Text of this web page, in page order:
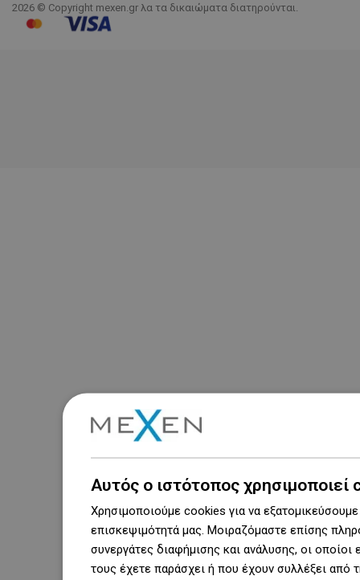
2026 © Copyright mexen.gr λα τα δικαιώματα διατηρούνται.
Αυτός ο ιστότοπος χρησιμοποιεί
Χρησιμοποιούμε cookies για να
επισκεψιμότητά μας. Μοιραζόμαστε επίσης
συνεργάτες διαφήμισης και ανάλυσης, οι
τους έχετε παράσχει ή που έχουν συλλέξει